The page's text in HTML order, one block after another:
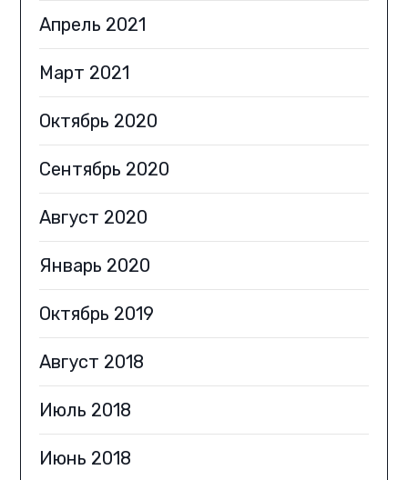
Апрель 2021
Март 2021
Октябрь 2020
Сентябрь 2020
Август 2020
Январь 2020
Октябрь 2019
Август 2018
Июль 2018
Июнь 2018